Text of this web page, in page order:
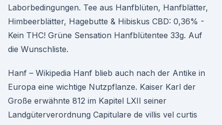
Laborbedingungen. Tee aus Hanfblüten, Hanfblätter,
Himbeerblätter, Hagebutte & Hibiskus CBD: 0,36% -
Kein THC! Grüne Sensation Hanfblütentee 33g. Auf
die Wunschliste.
Hanf – Wikipedia Hanf blieb auch nach der Antike in
Europa eine wichtige Nutzpflanze. Kaiser Karl der
Große erwähnte 812 im Kapitel LXII seiner
Landgüterverordnung Capitulare de villis vel curtis